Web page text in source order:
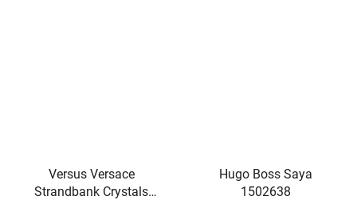
Versus Versace
Strandbank Crystals
Hugo Boss Saya
1502638